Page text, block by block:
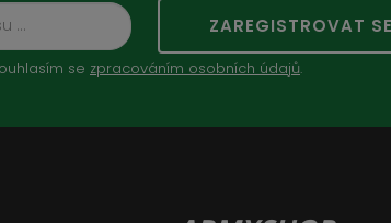
ZAREGISTROVAT
se zpracováním osobních údajů.